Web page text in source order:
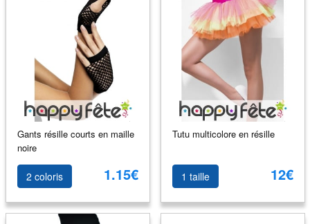
Gants résille courts en maille
noire
2 coloris 1.15€
Tutu multicolore en résille
1 taille 12€